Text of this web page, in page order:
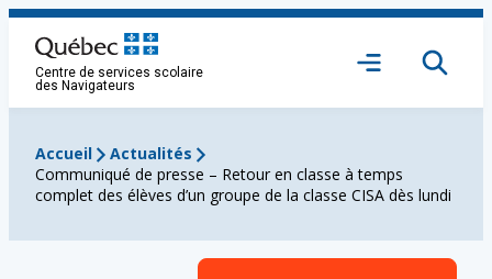
Aller
contenu
Centre de services scolaire
des Navigateurs
Ouvrir
Accueil
Actualités
Communiqué de presse – Retour en classe à temps
complet des élèves d’un groupe de la classe CISA dès lundi